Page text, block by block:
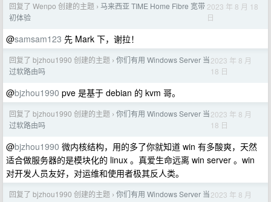
回复了 Wenpo 创建的主题 › 马来西亚 TIME Home Fibre 宽带
初体验
2023 年 8 月 18
日
@samsam123 先 Mark 下，谢拉！
回复了 bjzhou1990 创建的主题 › 你们有用 Windows Server 当
过软路由吗
2023 年 8 月
18 日
@bjzhou1990 pve 是基于 debian 的 kvm 哥。
回复了 bjzhou1990 创建的主题 › 你们有用 Windows Server 当
过软路由吗
2023 年 8 月
18 日
@bjzhou1990 微内核结构，用的多了你就知道 win 有多酸爽，天然
适合做服务器的是模块化的 linux 。真爱生命远离 win server 。win
对开发人员友好，对运维和使用者极其反人类。
回复了 bjzhou1990 创建的主题 › 你们有用 Windows Server 当2023 年 8 月